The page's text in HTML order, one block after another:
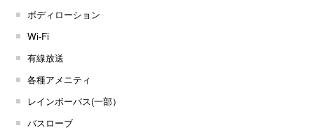
ボディローション
Wi-Fi
有線放送
各種アメニティ
レインボーバス(一部）
バスローブ